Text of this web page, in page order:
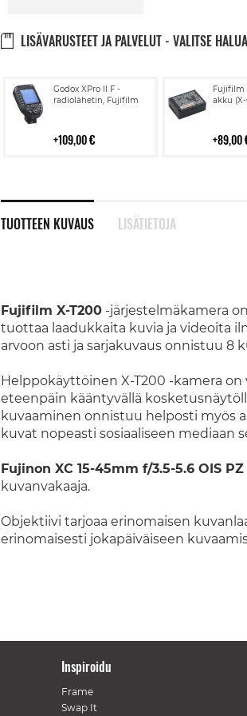
LISÄVARUSTEET JA PALVELUT - VALITSE
Godox XPro II F -
radiolähetin, Fujifilm
109,00 €
Lisää
ostoskoriin
Fujifilm
akku
89,00
Lisää
TUOTTEEN KUVAUS
Fujifilm X-T200-järjestelmäkamera
tuottaa laadukkaita kuvia ja videoita
arvoon asti ja sarjakuvaus onnistuu 8
Helppokäyttöinen X-T200 -kamera
eteenpäin kääntyvällä
kuvaaminen onnistuu helposti myös
kuvat nopeasti sosiaaliseen mediaan
Fujinon XC 15-45mm f/3.5-5.6 OIS PZ
kuvanvakaaja.
Objektiivi tarjoaa erinomaisen
erinomaisesti jokapäiväiseen
LISÄTIETOJA
Inspiroidu
Frame
Swap It